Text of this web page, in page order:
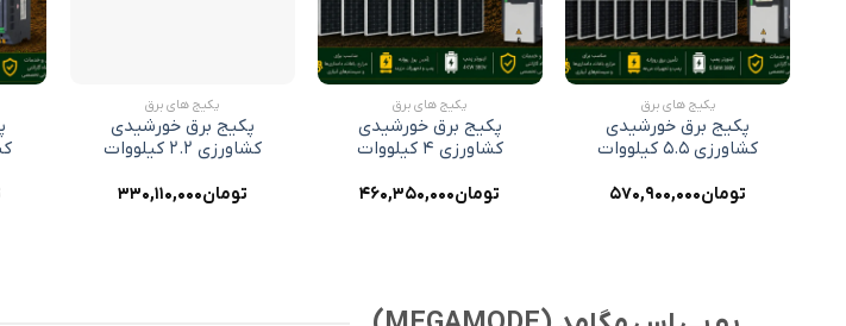
+
پکیج های برق
پکیج برق خورشیدی
کشاورزی ۵.۵ کیلووات
تومان۵۷۰,۹۰۰,۰۰۰
+
پکیج های برق
پکیج برق خورشیدی
کشاورزی ۴ کیلووات
تومان۴۶۰,۳۵۰,۰۰۰
پکیج های برق
پکیج برق خورشیدی
کشاورزی ۲.۲ کیلووات
تومان۳۳۰,۱۱۰,۰۰۰